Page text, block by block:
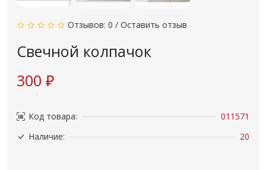
Отзывов: 0 / Оставить отзыв
Свечной колпачок
300 ₽
Код товара:
011571
Наличие:
20